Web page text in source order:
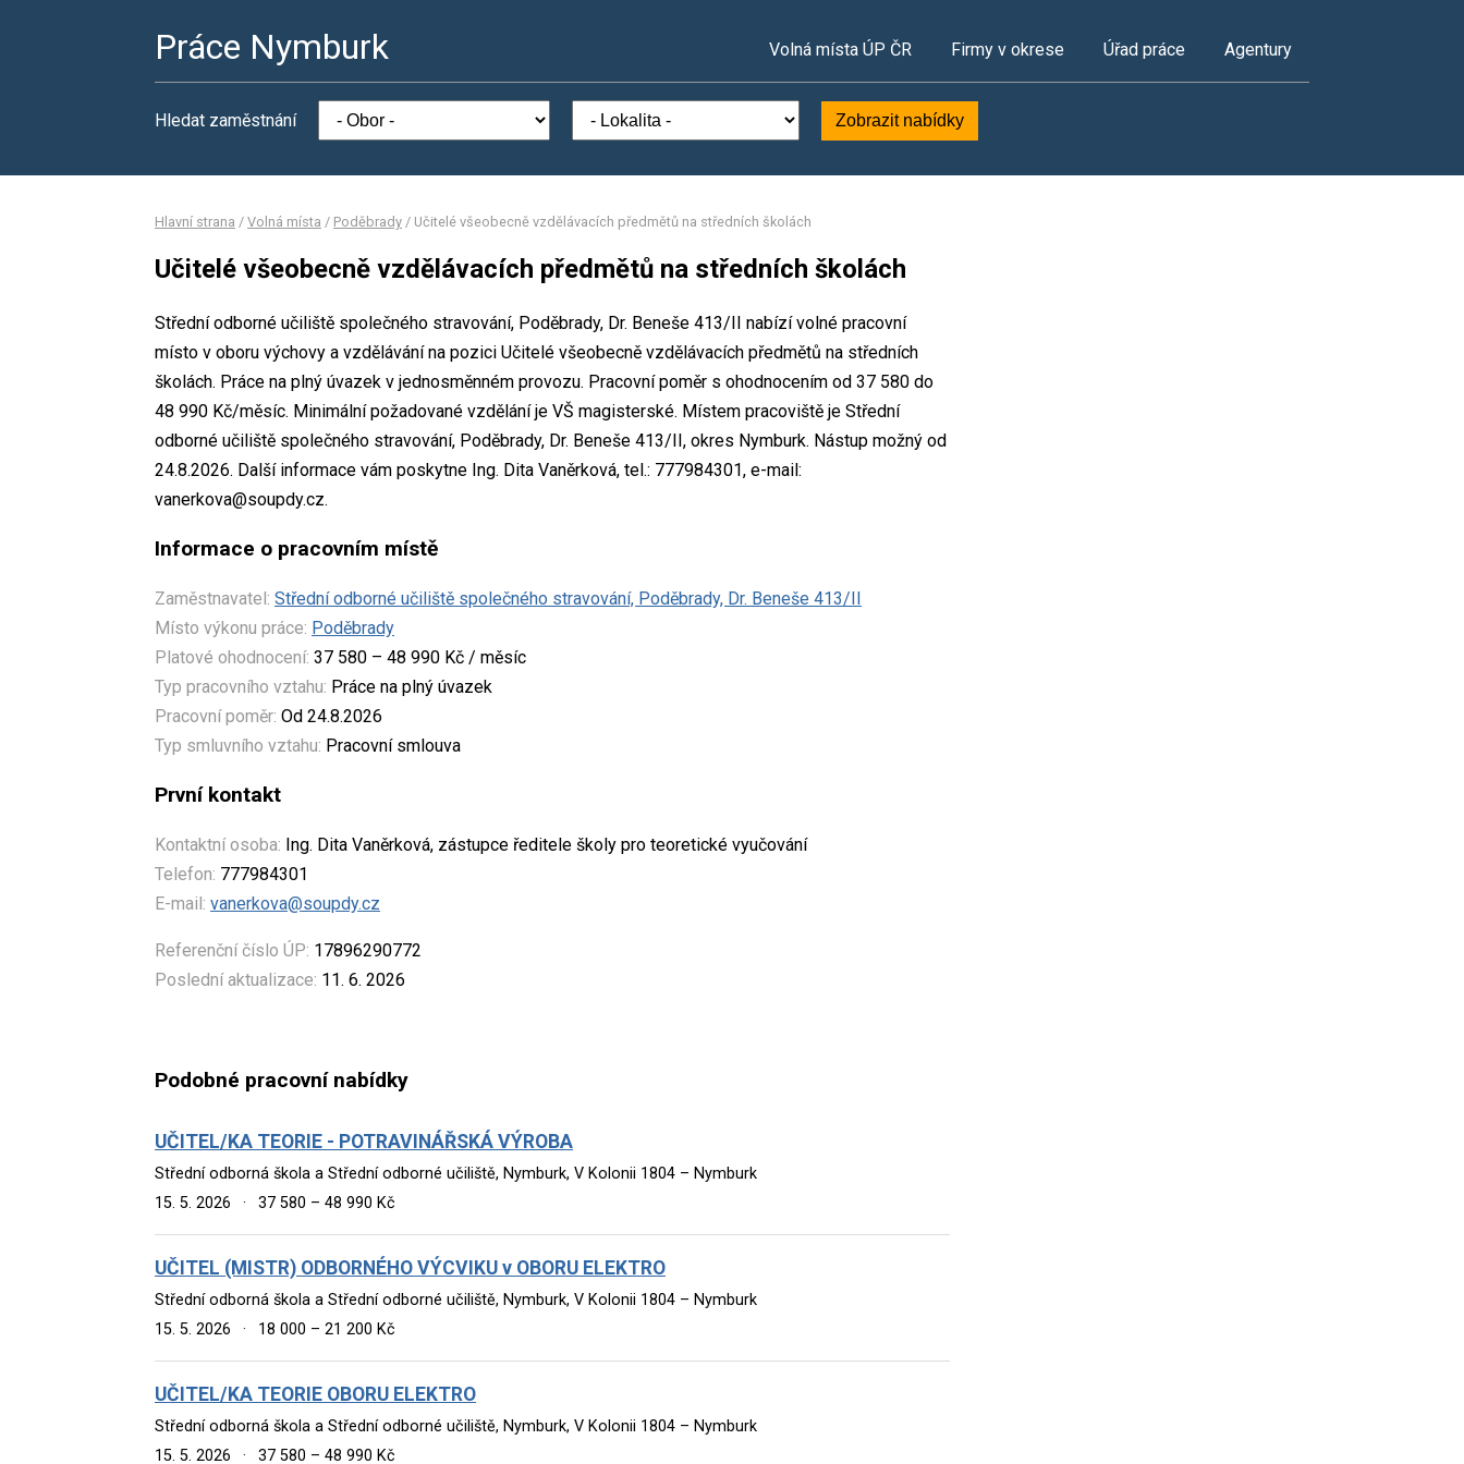
Práce Nymburk Volná místa ÚP ČR Firmy v okrese Úřad práce Agentury
Hledat zaměstnání Zobrazit nabídky
Hlavní strana / Volná místa / Poděbrady / Učitelé všeobecně vzdělávacích předmětů na středních školách
Učitelé všeobecně vzdělávacích předmětů na středních školách
Střední odborné učiliště společného stravování, Poděbrady, Dr. Beneše 413/II nabízí volné pracovní
místo v oboru výchovy a vzdělávání na pozici Učitelé všeobecně vzdělávacích předmětů na středních
školách. Práce na plný úvazek v jednosměnném provozu. Pracovní poměr s ohodnocením od 37 580 do
48 990 Kč/měsíc. Minimální požadované vzdělání je VŠ magisterské. Místem pracoviště je Střední
odborné učiliště společného stravování, Poděbrady, Dr. Beneše 413/II, okres Nymburk. Nástup možný od
24.8.2026. Další informace vám poskytne Ing. Dita Vaněrková, tel.: 777984301, e-mail:
vanerkova@soupdy.cz.
Informace o pracovním místě
Zaměstnavatel: Střední odborné učiliště společného stravování, Poděbrady, Dr. Beneše 413/II
Místo výkonu práce: Poděbrady
Platové ohodnocení: 37 580 – 48 990 Kč / měsíc
Typ pracovního vztahu: Práce na plný úvazek
Pracovní poměr: Od 24.8.2026
Typ smluvního vztahu: Pracovní smlouva
První kontakt
Kontaktní osoba: Ing. Dita Vaněrková, zástupce ředitele školy pro teoretické vyučování
Telefon: 777984301
E-mail: vanerkova@soupdy.cz
Referenční číslo ÚP: 17896290772
Poslední aktualizace: 11. 6. 2026
Podobné pracovní nabídky
UČITEL/KA TEORIE - POTRAVINÁŘSKÁ VÝROBA
Střední odborná škola a Střední odborné učiliště, Nymburk, V Kolonii 1804 – Nymburk
15. 5. 2026
· 37 580 – 48 990 Kč
UČITEL (MISTR) ODBORNÉHO VÝCVIKU v OBORU ELEKTRO
Střední odborná škola a Střední odborné učiliště, Nymburk, V Kolonii 1804 – Nymburk
15. 5. 2026
· 18 000 – 21 200 Kč
UČITEL/KA TEORIE OBORU ELEKTRO
Střední odborná škola a Střední odborné učiliště, Nymburk, V Kolonii 1804 – Nymburk
15. 5. 2026
· 37 580 – 48 990 Kč